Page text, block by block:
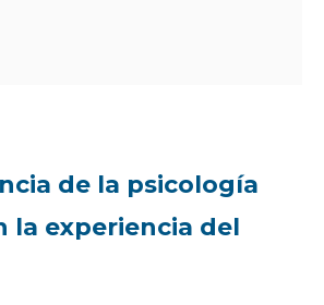
de la psicología
la experiencia del